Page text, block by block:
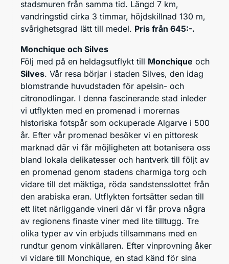
stadsmuren från samma tid. Längd 7 km,
vandringstid cirka 3 timmar, höjdskillnad 130 m,
svårighetsgrad lätt till medel. Pris från 645:-.
Monchique och Silves
Följ med på en heldagsutflykt till Monchique och
Silves. Vår resa börjar i staden Silves, den idag
blomstrande huvudstaden för apelsin- och
citronodlingar. I denna fascinerande stad inleder
vi utflykten med en promenad i morernas
historiska fotspår som ockuperade Algarve i 500
år. Efter vår promenad besöker vi en pittoresk
marknad där vi får möjligheten att botanisera oss
bland lokala delikatesser och hantverk till följt av
en promenad genom stadens charmiga torg och
vidare till det mäktiga, röda sandstensslottet från
den arabiska eran. Utflykten fortsätter sedan till
ett litet närliggande vineri där vi får prova några
av regionens finaste viner med lite tilltugg. Tre
olika typer av vin erbjuds tillsammans med en
rundtur genom vinkällaren. Efter vinprovning åker
vi vidare till Monchique, en stad känd för sina